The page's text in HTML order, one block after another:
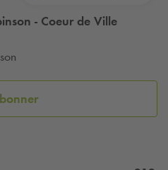
- Coeur de Ville